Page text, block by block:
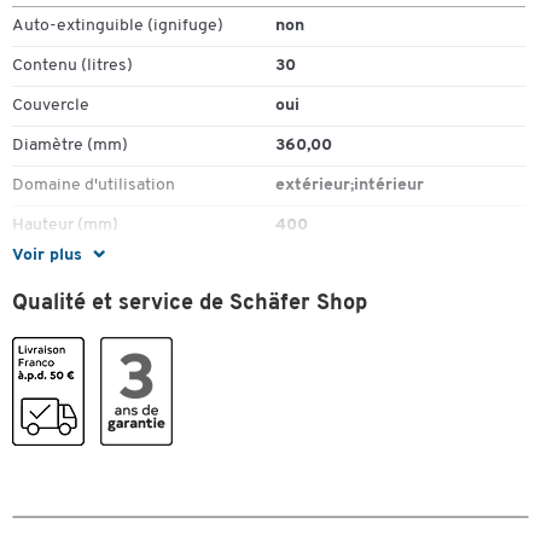
Voir plus
Auto-extinguible (ignifuge) non
Contenu (litres) 30
Couvercle oui
Diamètre (mm) 360,00
Domaine d'utilisation extérieur;intérieur
Hauteur (mm) 400
Matériau
Mécanisme à pédale non
Mobile
Poignée
Seau intérieur
Coloris noir
Qualité et service de Schäfer Shop